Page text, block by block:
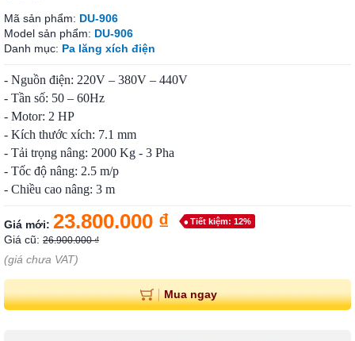
Mã sản phẩm: DU-906
Model sản phẩm: DU-906
Danh mục: Pa lăng xích điện
- Nguồn điện: 220V – 380V – 440V
- Tần số: 50 – 60Hz
- Motor: 2 HP
- Kích thước xích: 7.1 mm
- Tải trọng nâng: 2000 Kg - 3 Pha
- Tốc độ nâng: 2.5 m/p
- Chiều cao nâng: 3 m
Giá mới: 23.800.000 ₫ Tiết kiệm: 12%
Giá cũ: 26.900.000 ₫
(giá chưa VAT)
Mua ngay